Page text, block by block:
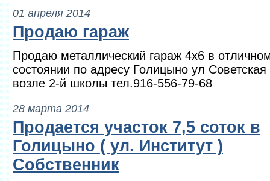
01 апреля 2014
Продаю гараж
Продаю металлический гараж 4х6 в
состоянии по адресу Голицыно ул Советская
возле 2-й школы тел.916-556-79-68
28 марта 2014
Продается участок 7,5 соток в
Голицыно ( ул. Институт )
Собственник